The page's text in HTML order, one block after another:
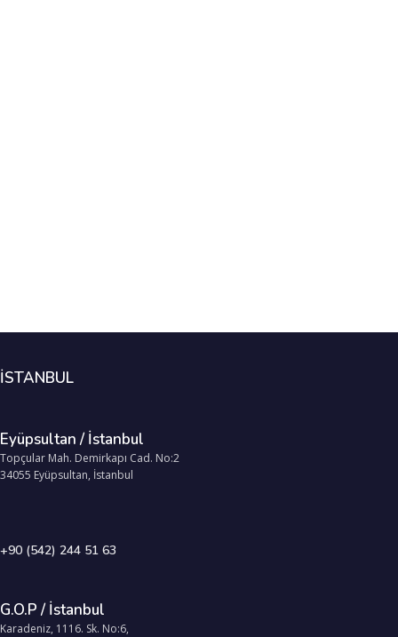
İSTANBUL
Eyüpsultan / İstanbul
Topçular Mah. Demirkapı Cad. No:2
34055 Eyüpsultan, İstanbul
+90 (542) 244 51 63
G.O.P / İstanbul
Karadeniz, 1116. Sk. No:6,